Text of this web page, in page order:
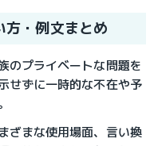
方・例文まとめ
のプライベートな問題を
せずに一時的な不在や予
ざまな使用場面、言い換